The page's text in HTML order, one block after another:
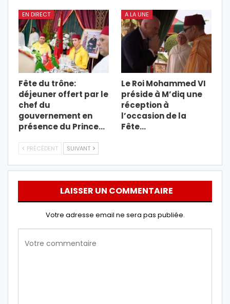
EN DIRECT
Fête du trône:
déjeuner offert par le
chef du
gouvernement en
présence du Prince…
A LA UNE
Le Roi Mohammed VI
préside à M’diq une
réception à
l’occasion de la
Fête…
PRÉCÉDENT SUIVANT
LAISSER UN COMMENTAIRE
Votre adresse email ne sera pas publiée.